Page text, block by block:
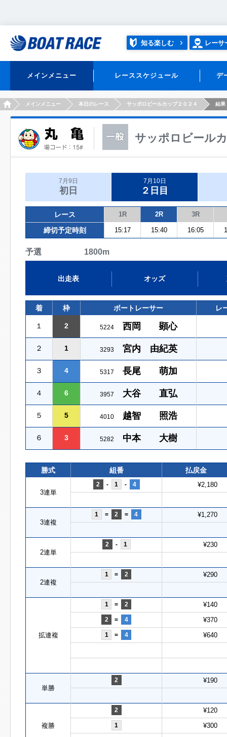
知る楽しむ レーサ
メインメニュー レーススケジュール デ
HOMEメインメニュー 本日のレース サッポロビールカップ２０２４ 結果
サッポロビール
7月9日
初日
7月10日
２日目
レース 1R 2R 3R
締切予定時刻 15:17 15:40 16:05
予選 1800m
出走表 オッズ
着 枠 ボートレーサー レ
１ 2 5224 西岡 顕心
２ 1 3293 宮内 由紀英
３ 4 5317 長尾 萌加
４ 6 3957 大谷 直弘
５ 5 4010 越智 照浩
６ 3 5282 中本 大樹
勝式 組番 払戻金
3連単
2 - 1 - 4 ¥2,180
3連複
1 = 2 = 4 ¥1,270
2連単
2 - 1 ¥230
2連複
1 = 2 ¥290
拡連複
1 = 2 ¥140
2 = 4 ¥370
1 = 4 ¥640
単勝
2 ¥190
複勝
2 ¥120
1 ¥300